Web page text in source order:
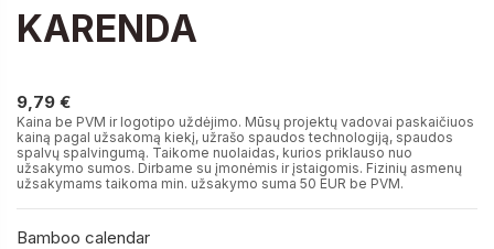
KARENDA
9,79 €
Kaina be PVM ir logotipo uždėjimo. Mūsų projektų vadovai paskaičiuos
kainą pagal užsakomą kiekį, užrašo spaudos technologiją, spaudos
spalvų spalvingumą. Taikome nuolaidas, kurios priklauso nuo
užsakymo sumos. Dirbame su įmonėmis ir įstaigomis. Fizinių asmenų
užsakymams taikoma min. užsakymo suma 50 EUR be PVM.
Bamboo calendar